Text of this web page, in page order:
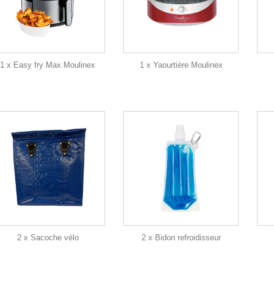
1 x Easy fry Max Moulinex 1 x Yaourtière Moulinex
2 x Sacoche vélo 2 x Bidon refroidisseur